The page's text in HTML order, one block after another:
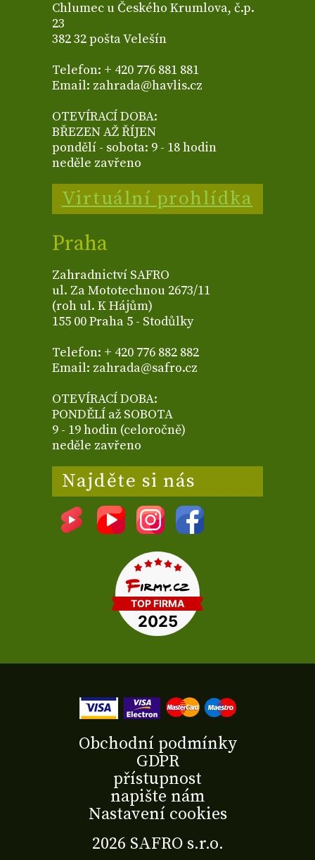
Chlumec u Českého Krumlova, č.p.
23
382 32 pošta Velešín
Telefon: + 420 776 881 881
Email: zahrada@havlis.cz
OTEVÍRACÍ DOBA:
BŘEZEN AŽ ŘÍJEN
pondělí - sobota: 9 - 18 hodin
neděle zavřeno
Virtuální prohlídka
Praha
Zahradnictví SAFRO
ul. Za Mototechnou 2673/11
(roh ul. K Hájům)
155 00 Praha 5 - Stodůlky
Telefon: + 420 776 882 882
Email: zahrada@safro.cz
OTEVÍRACÍ DOBA:
PONDĚLÍ až SOBOTA
9 - 19 hodin (celoročně)
neděle zavřeno
Najděte si nás
2026 SAFRO s.r.o.
Obchodní podmínky
GDPR
přístupnost
napište nám
Nastavení cookies